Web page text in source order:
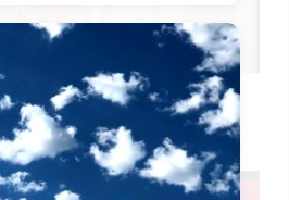
alrededores el anciano
residencia, que apenas
viviendo allí